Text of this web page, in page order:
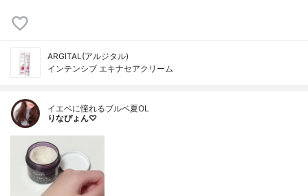
ARGITAL(アルジタル)
インテンシブ エキナセアクリーム
イエベに憧れるブルベ夏OL
りなぴょん♡